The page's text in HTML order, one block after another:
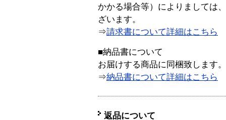
かかる場合等）によりましては
ざいます。
⇒請求書について詳細はこちら
■納品書について
お届けする商品に同梱致します。
⇒納品書について詳細はこちら
返品について